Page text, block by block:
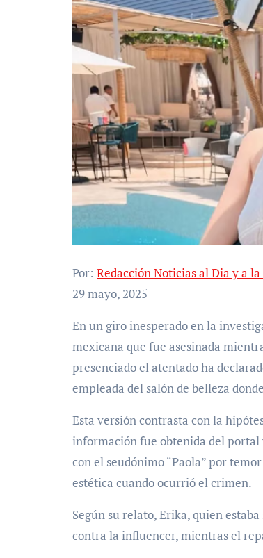
Por: Redacción Noticias al Dia y a la
29 mayo, 2025
En un giro inesperado en la investigación del asesinato de Valeria Márquez, la joven influencer
mexicana que fue asesinada
presenciado el atentado ha
empleada del salón de belleza
Esta versión contrasta con la
información fue obtenida del portal
con el seudónimo “Paola” por
estética cuando ocurrió el crimen.
Según su relato, Erika, quien
contra la influencer, mientras el